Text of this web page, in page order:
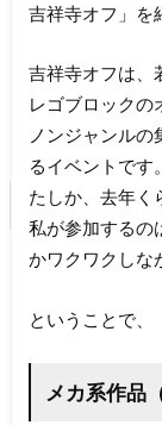
吉祥寺オフ」を
吉祥寺オフは、
レゴブロックの
ノンジャンル
るイベントです。
たしか、去年く
私が参加するの
かワクワクしな
ということで、
メカ系作品